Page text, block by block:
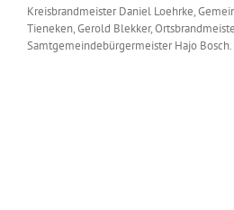
Kreisbrandmeister Daniel Loehrke,
Tieneken, Gerold Blekker,
Samtgemeindebürgermeister Hajo Bosch.